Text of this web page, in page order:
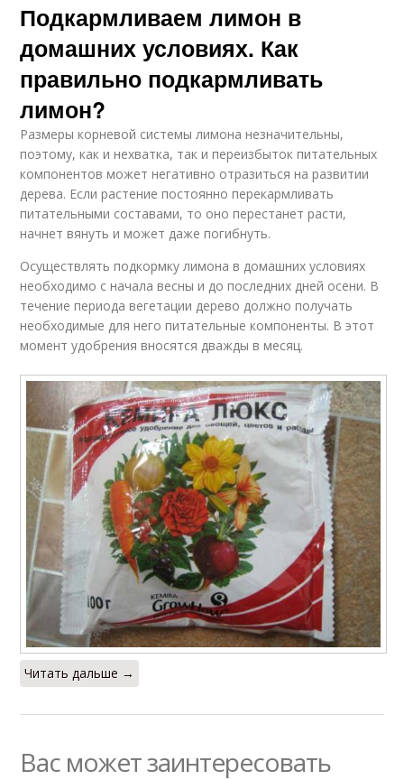
Подкармливаем лимон в
домашних условиях. Как
правильно подкармливать
лимон?
Размеры корневой системы лимона незначительны,
поэтому, как и нехватка, так и переизбыток питательных
компонентов может негативно отразиться на развитии
дерева. Если растение постоянно перекармливать
питательными составами, то оно перестанет расти,
начнет вянуть и может даже погибнуть.
Осуществлять подкормку лимона в домашних условиях
необходимо с начала весны и до последних дней осени. В
течение периода вегетации дерево должно получать
необходимые для него питательные компоненты. В этот
момент удобрения вносятся дважды в месяц.
Читать дальше →
Вас может заинтересовать